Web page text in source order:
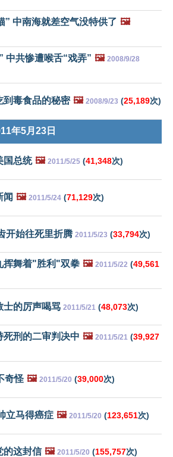
” 中南海就差空气没特供了 🖼️
中共惨遭喉舌“戏弄” 🖼️ 2008/9/28
到毒食品的秘密 🖼️ 2008/9/23 (25,189次)
年5月23日
国总统 🖼️ 2011/5/25 (41,348次)
闻 🖼️ 2011/5/24 (71,129次)
开始往死里折腾 2011/5/23 (33,794次)
挥舞着"胜利"双拳 🖼️ 2011/5/22 (49,561
士的厉声喝骂 2011/5/21 (48,073次)
刑的二审判决中 🖼️ 2011/5/21 (39,927
奇怪 🖼️ 2011/5/20 (39,000次)
立马得癌症 🖼️ 2011/5/20 (123,651次)
的这封信 🖼️ 2011/5/20 (155,757次)